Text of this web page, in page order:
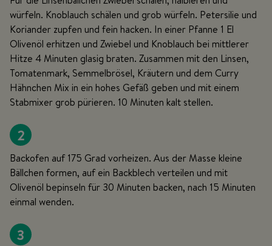
würfeln. Knoblauch schälen und grob würfeln. Petersilie und
Koriander zupfen und fein hacken. In einer Pfanne 1 El
Olivenöl erhitzen und Zwiebel und Knoblauch bei mittlerer
Hitze 4 Minuten glasig braten. Zusammen mit den Linsen,
Tomatenmark, Semmelbrösel, Kräutern und dem Curry
Hähnchen Mix in ein hohes Gefäß geben und mit einem
Stabmixer grob pürieren. 10 Minuten kalt stellen.
2
Backofen auf 175 Grad vorheizen. Aus der Masse kleine
Bällchen formen, auf ein Backblech verteilen und mit
Olivenöl bepinseln für 30 Minuten backen, nach 15 Minuten
einmal wenden.
3